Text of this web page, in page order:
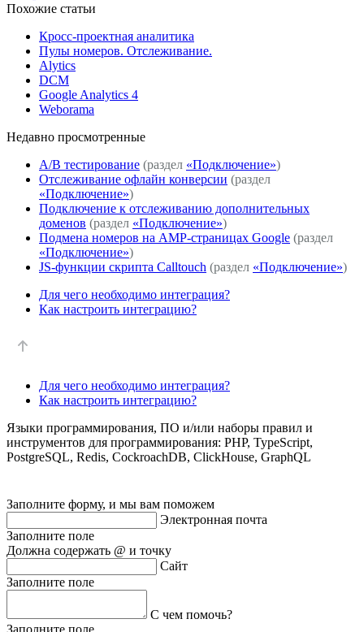
Похожие статьи
Кросс-проектная аналитика
Пулы номеров. Отслеживание.
Alytics
DCM
Google Analytics 4
Weborama
Недавно просмoтренные
A/B тестирование (раздел «Подключение»)
Отслеживание офлайн конверсии (раздел
«Подключение»)
Подключение к отслеживанию дополнительных
доменов (раздел «Подключение»)
Подмена номеров на AMP-страницах Google (раздел
«Подключение»)
JS-функции скрипта Calltouch (раздел «Подключение»)
Для чего необходимо интеграция?
Как настроить интеграцию?
Для чего необходимо интеграция?
Как настроить интеграцию?
Языки программирования, ПО и/или наборы правил и
инструментов для программирования: PHP, TypeScript,
PostgreSQL, Redis, CockroachDB, ClickHouse, GraphQL
Заполните форму, и мы вам поможем
Электронная почта
Заполните поле
Должна содержать @ и точку
Сайт
Заполните поле
С чем помочь?
Заполните поле